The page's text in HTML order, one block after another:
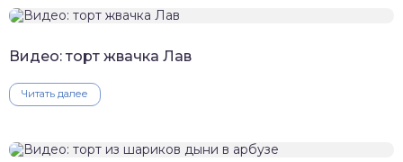
Видео: торт жвачка Лав
Читать далее